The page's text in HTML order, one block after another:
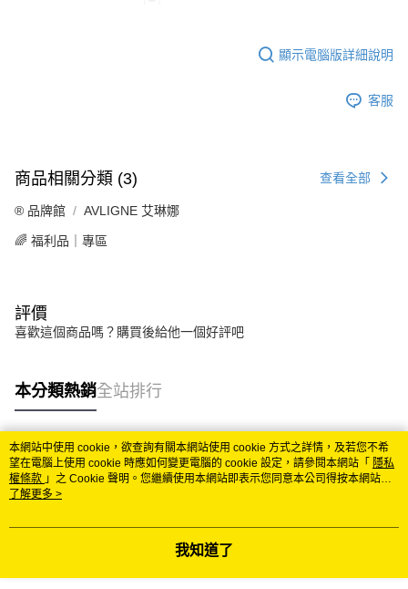
顯示電腦版詳細說明
客服
商品相關分類 (3) 查看全部
®️ 品牌館 AVLIGNE 艾琳娜
🌈 福利品｜專區
評價
喜歡這個商品嗎？購買後給他一個好評吧
本分類熱銷全站排行
熱門標籤
本網站中使用 cookie，欲查詢有關本網站使用 cookie 方式之詳情，及若您不希
望在電腦上使用 cookie 時應如何變更電腦的 cookie 設定，請參閱本網站「 隱私
權條款 」之 Cookie 聲明。您繼續使用本網站即表示您同意本公司得按本網站使
用條款之 Cookie 聲明使用 cookie。
了解更多 >
我知道了